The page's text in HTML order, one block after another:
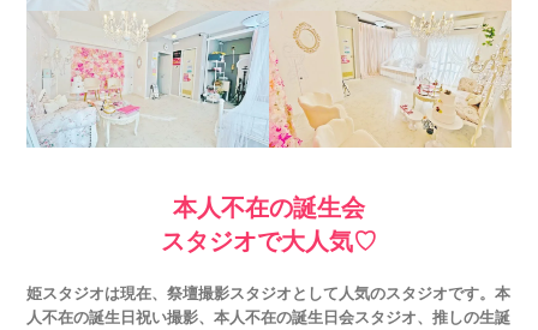
本人不在の誕生会
スタジオで大人気♡
姫スタジオは現在、祭壇撮影スタジオとして人気のスタジオです。本
人不在の誕生日祝い撮影、本人不在の誕生日会スタジオ、推しの生誕